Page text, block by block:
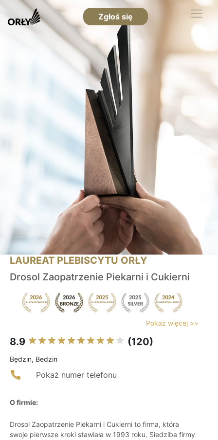
Zgłoś się
LAUREAT PLEBISCYTU ORŁY
Drosol Zaopatrzenie Piekarni i Cukierni
Pokaż więcej >>
8.9 (120)
Będzin, Bedzin
Pokaż numer telefonu
O firmie:
Drosol Zaopatrzenie Piekarni i Cukierni to firma, która
swoje pierwsze kroki stawiała w 1993 roku. Siedziba firmy